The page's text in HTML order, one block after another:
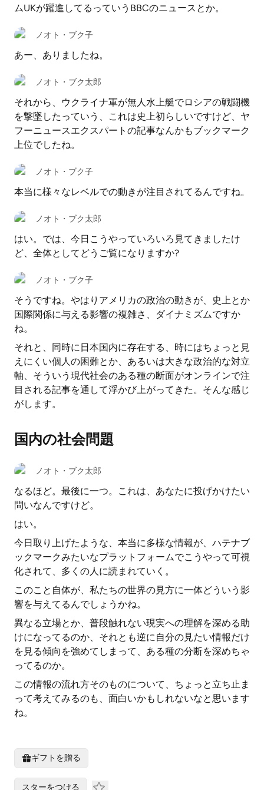
ムUKが躍進してるっていうBBCのニュースとか。
ノオト・ブク子
あー、ありましたね。
ノオト・ブク太郎
それから、ウクライナ軍が無人水上艇でロシアの戦闘機
を撃墜したっていう、これは史上初らしいですけど、ヤ
フーニュースエクスパートの記事なんかもブックマーク
上位でしたね。
ノオト・ブク子
本当に様々なレベルでの動きが注目されてるんですね。
ノオト・ブク太郎
はい。では、今日こうやっていろいろ見てきましたけ
ど、全体としてどうご覧になりますか?
ノオト・ブク子
そうですね。やはりアメリカの政治の動きが、史上とか
国際関係に与える影響の複雑さ、ダイナミズムですか
ね。
それと、同時に日本国内に存在する、時にはちょっと見
えにくい個人の困難とか、あるいは大きな政治的な対立
軸、そういう現代社会のある種の断面がオンラインで注
目される記事を通して浮かび上がってきた。そんな感じ
がします。
国内の社会問題
ノオト・ブク太郎
なるほど。最後に一つ。これは、あなたに投げかけたい
問いなんですけど。
はい。
今日取り上げたような、本当に多様な情報が、ハテナブ
ックマークみたいなプラットフォームでこうやって可視
化されて、多くの人に読まれていく。
このこと自体が、私たちの世界の見方に一体どういう影
響を与えてるんでしょうかね。
異なる立場とか、普段触れない現実への理解を深める助
けになってるのか、それとも逆に自分の見たい情報だけ
を見る傾向を強めてしまって、ある種の分断を深めちゃ
ってるのか。
この情報の流れ方そのものについて、ちょっと立ち止ま
って考えてみるのも、面白いかもしれないなと思います
ね。
ギフトを贈る
スターをつける